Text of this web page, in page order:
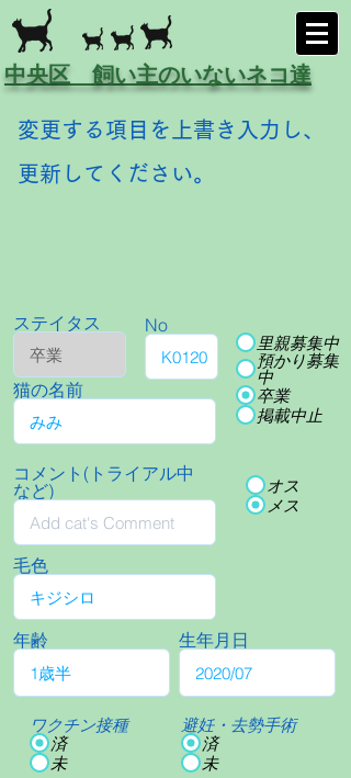
中央区 飼い主のいないネコ達
変更する項目を上書き入力し、
更新してください。
ステイタス No
猫の名前
里親募集中
預かり募集
中
卒業
掲載中止
コメント(トライアル中
など)
オス
メス
毛色
年齢
ワクチン接種
済
未
生年月日
避妊・去勢手術
済
未